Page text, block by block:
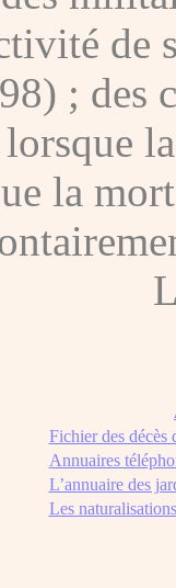
de
; des
la
Fichier des décès
Annuaires
L’annuaire des
Les